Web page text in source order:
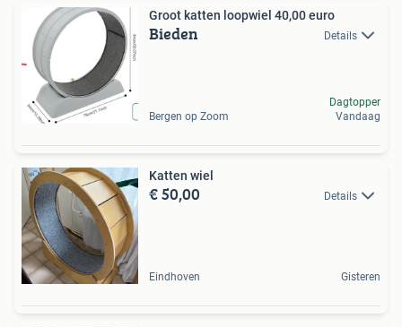
Groot katten loopwiel 40,00 euro
Bieden Details
Bergen op Zoom
Dagtopper
Vandaag
Katten wiel
€ 50,00 Details
Eindhoven Gisteren